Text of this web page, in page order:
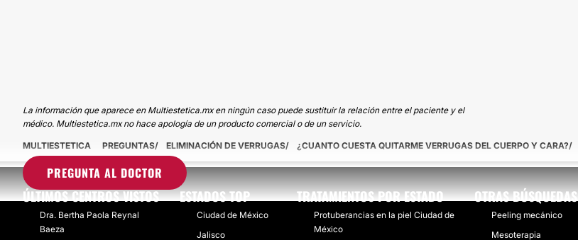
La información que aparece en Multiestetica.mx en ningún caso puede sustituir la relación entre el paciente y el
médico. Multiestetica.mx no hace apología de un producto comercial o de un servicio.
PREGUNTA AL DOCTOR
MULTIESTETICA PREGUNTAS ELIMINACIÓN DE VERRUGAS ¿CUANTO CUESTA QUITARME VERRUGAS DEL CUERPO Y CARA?
ÚLTIMOS CENTROS VISTOS
Dra. Bertha Paola Reynal
Baeza
ESTADOS TOP
Ciudad de México
Jalisco
TRATAMIENTOS POR ESTADO
Protuberancias en la piel Ciudad de
México
OTRAS BÚSQUEDAS
Peeling mecánico
Mesoterapia